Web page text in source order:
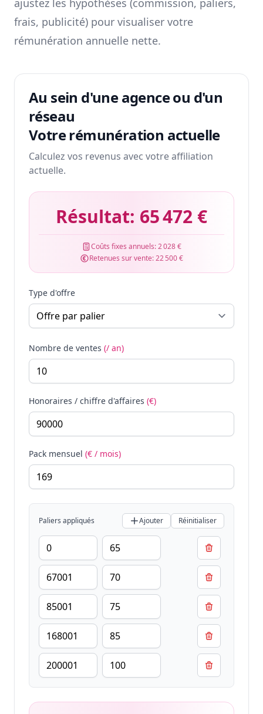
ajustez les hypothèses (commission, paliers,
frais, publicité) pour visualiser votre
rémunération annuelle nette.
Au sein d'une agence ou d'un
réseau
Votre rémunération actuelle
Calculez vos revenus avec votre affiliation
actuelle.
Résultat: 65 472 €
Coûts fixes annuels:2 028 €
Retenues sur vente:22 500 €
Type d'offre
Nombre de ventes (/ an)
Honoraires / chiffre d'affaires (€)
Pack mensuel (€ / mois)
Paliers appliqués Ajouter Réinitialiser